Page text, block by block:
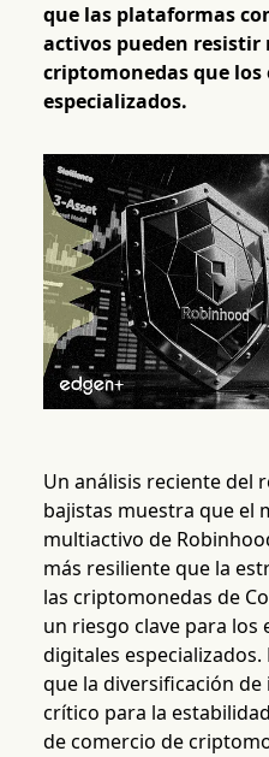
que las plataformas
activos pueden resistir
criptomonedas que los
especializados.
Un análisis reciente del
bajistas muestra que el
multiactivo de
más resiliente que la
las criptomonedas de
un riesgo clave para los
digitales
que la diversificación
crítico para la
de comercio de